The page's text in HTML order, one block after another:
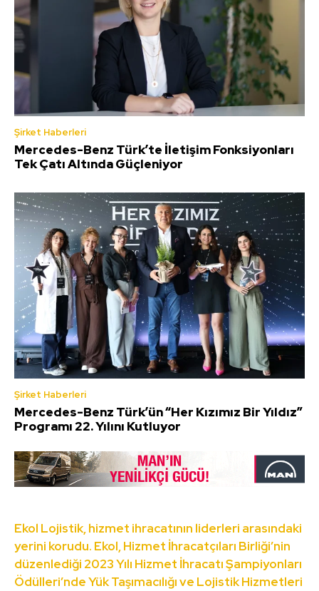
Şirket Haberleri
Mercedes-Benz Türk’te İletişim Fonksiyonları
Tek Çatı Altında Güçleniyor
Şirket Haberleri
Mercedes-Benz Türk’ün “Her Kızımız Bir Yıldız”
Programı 22. Yılını Kutluyor
Ekol Lojistik, hizmet ihracatının liderleri arasındaki
yerini korudu. Ekol, Hizmet İhracatçıları Birliği’nin
düzenlediği 2023 Yılı Hizmet İhracatı Şampiyonları
Ödülleri’nde Yük Taşımacılığı ve Lojistik Hizmetleri